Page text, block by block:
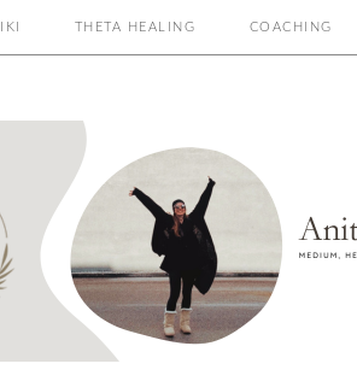
THETA HEALING COACHING